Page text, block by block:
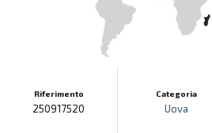
Riferimento
250917520
Categoria
Uova